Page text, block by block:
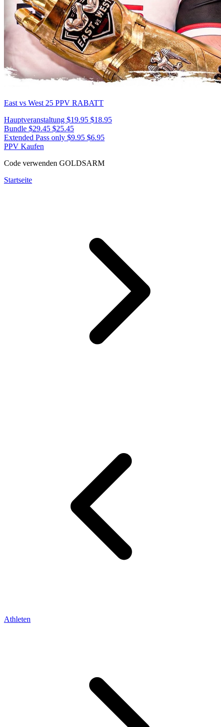
East vs West 25 PPV RABATT
Hauptveranstaltung $19.95 $18.95
Bundle $29.45 $25.45
Extended Pass only $9.95 $6.95
PPV Kaufen
Code verwenden GOLDSARM
Startseite
Athleten